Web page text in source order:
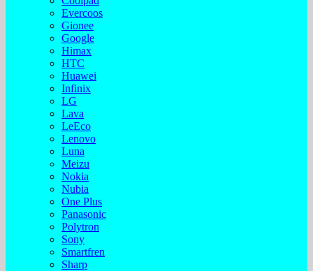
Evercoos
Gionee
Google
Himax
HTC
Huawei
Infinix
LG
Lava
LeEco
Lenovo
Luna
Meizu
Nokia
Nubia
One Plus
Panasonic
Polytron
Sony
Smartfren
Sharp